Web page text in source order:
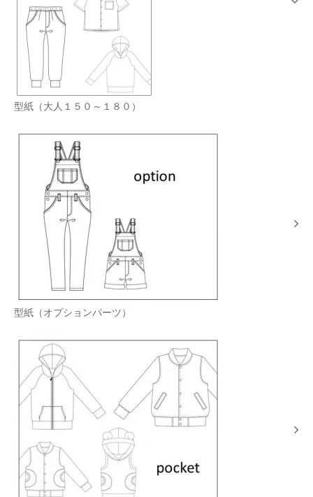
型紙（大人１５０～１８０）
型紙（オプションパーツ）